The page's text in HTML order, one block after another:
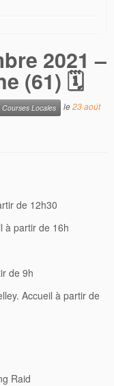
2021 –
(61) 🗓
Locales le23 août
de 12h30
à partir de 16h
de 9h
Accueil à partir de
Raid